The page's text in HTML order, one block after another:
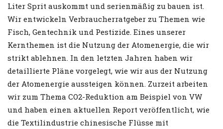
Liter Sprit auskommt und serienmäßig zu bauen ist.
Wir entwickeln Verbraucherratgeber zu Themen wie
Fisch, Gentechnik und Pestizide. Eines unserer
Kernthemen ist die Nutzung der Atomenergie, die wir
strikt ablehnen. In den letzten Jahren haben wir
detaillierte Pläne vorgelegt, wie wir aus der Nutzung
der Atomenergie aussteigen können. Zurzeit arbeiten
wir zum Thema CO2-Reduktion am Beispiel von VW
und haben einen aktuellen Report veröffentlicht, wie
die Textilindustrie chinesische Flüsse mit